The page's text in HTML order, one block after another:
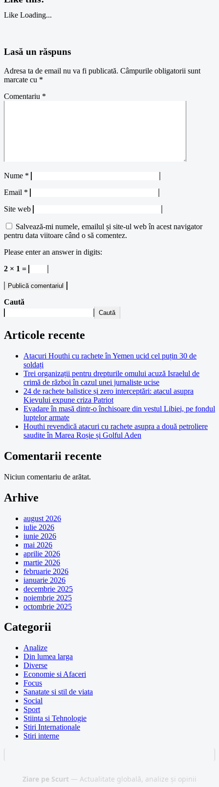
Like Loading...
Lasă un răspuns
Adresa ta de email nu va fi publicată. Câmpurile obligatorii sunt
marcate cu *
Comentariu *
Nume *
Email *
Site web
Salvează-mi numele, emailul și site-ul web în acest navigator
pentru data viitoare când o să comentez.
Please enter an answer in digits:
2 × 1 =
Caută
Caută
Articole recente
Atacuri Houthi cu rachete în Yemen ucid cel puțin 30 de
soldați
Trei organizații pentru drepturile omului acuză Israelul de
crimă de război în cazul unei jurnaliste ucise
24 de rachete balistice și zero interceptări: atacul asupra
Kievului expune criza Patriot
Evadare în masă dintr-o închisoare din vestul Libiei, pe fondul
luptelor armate
Houthi revendică atacuri cu rachete asupra a două petroliere
saudite în Marea Roșie și Golful Aden
Comentarii recente
Niciun comentariu de arătat.
Arhive
august 2026
iulie 2026
iunie 2026
mai 2026
aprilie 2026
martie 2026
februarie 2026
ianuarie 2026
decembrie 2025
noiembrie 2025
octombrie 2025
Categorii
Analize
Din lumea larga
Diverse
Economie si Afaceri
Focus
Sanatate si stil de viata
Social
Sport
Stiinta si Tehnologie
Stiri Internationale
Stiri interne
Ziare pe Scurt — Actualitate globală, analize și opinii